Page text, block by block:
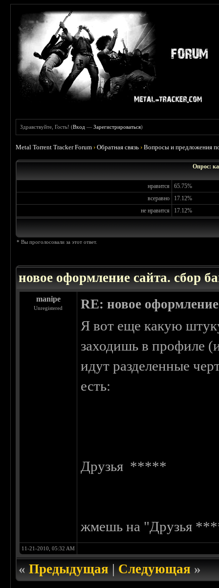
Здравствуйте, Гость! (Вход —Зарегистрироваться)
Metal Torrent Tracker Forum ›Обратная связь ›Вопросы и предложения
Опрос:
нравится
65.75%
всеравно
17.12%
не нравится
17.12%
* Вы проголосовали за этот ответ.
новое оформление сайта. сбор
manipe
Unregistered RE: новое
Я вот еще какую
заходишь в профиле
идут разделенные
Друзья *****
жмешь на "Друзья
11-21-2010, 05:32 AM
«Предыдущая|Следующая»